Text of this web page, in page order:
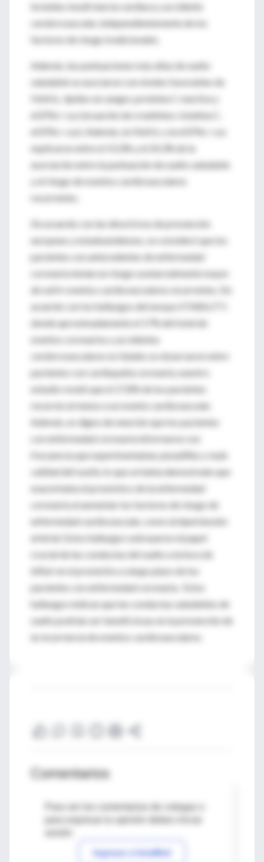
incluidos insuficiencia cardíaca y accidente
cerebrovascular, independientemente de los
factores de riesgo tradicionales.
Además, las puntuaciones más altas de sueño
saludable se asociaron con niveles favorables de
HbA1c, lípidos en sangre, proteína C reactiva y
eGFRcr-cys (ecuación de creatinina-cistatina C,
eGFRcr-cys). Además, la HbA1c y la eGFRcr-cys
explicaron entre el 15,0% y el 24,3% de la
asociación entre la puntuación de sueño saludable
y el riesgo de eventos cardiovasculares
recurrentes.
De acuerdo con las directrices de prevención
europeas y estadounidenses, se consideró que los
pacientes con antecedentes de enfermedad
coronaria tenían un riesgo sustancialmente mayor
de sufrir eventos cardiovasculares recurrentes. De
acuerdo con los hallazgos del ensayo STABILITY,
donde aproximadamente el 17% del total de
eventos coronarios y accidentes
cerebrovasculares no fatales se observaron entre
pacientes con cardiopatía coronaria, nuestro
estudio reveló que el 17,8% de los pacientes
recurren al menos a un evento cardiovascular.
Además, es digno de mención que los pacientes
con enfermedad coronaria informaron con
frecuencia que experimentabanpesadillas y mala
calidad del sueño
, lo que se había demostrado que
exacerbaba el pronóstico de la enfermedad
coronaria al aumentar los factores de riesgo de
enfermedad cardiovascular, como la hipertensión
arterial. Estos hallazgos subrayaron el papel
crucial de las conductas del sueño a la hora de
influir en el pronóstico a largo plazo de los
pacientes con enfermedad coronaria. Estos
hallazgos indican que las conductas saludables de
sueño podrían ser beneficiosas en la prevención de
la recurrencia de eventos cardiovasculares.
Comentarios
Para ver los comentarios de colegas o
Ingresar a IntraMed